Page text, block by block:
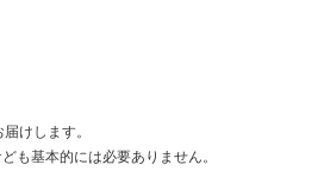
けします。
も基本的には必要ありません。